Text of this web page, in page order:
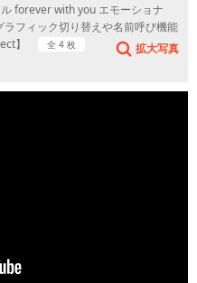
ル forever with you エモーショナ
フィック切り替えや名前呼び機能
】
全 4 枚 拡大写真